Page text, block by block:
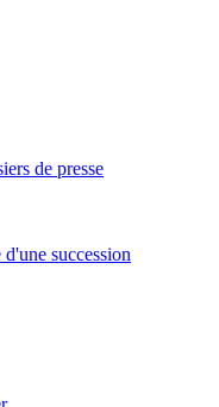
de presse
succession